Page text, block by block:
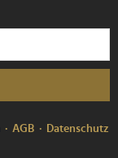
AGB
Datenschutz